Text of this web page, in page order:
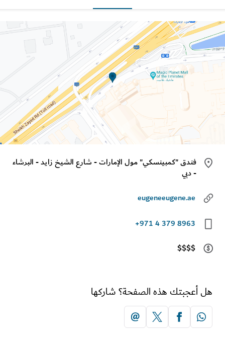
فندق "كمبينسكي" مول الإمارات - شارع الشيخ زايد - البرشاء
eugeneeugene.ae
+971 4 379 8963
$$$$
هذه الصفحة؟ شاركها